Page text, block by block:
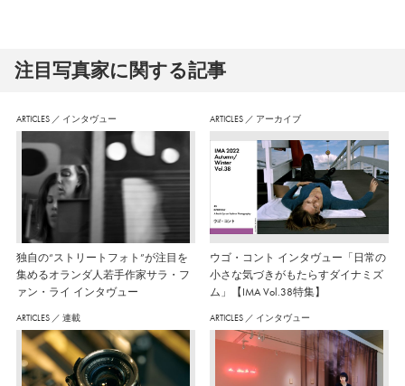
注⽬写真家に関する記事
ARTICLES ／ インタヴュー
独自の“ストリートフォト”が注目を
集めるオランダ人若手作家サラ・フ
ァン・ライ インタヴュー
ARTICLES ／ アーカイブ
ウゴ・コント インタヴュー「日常の
小さな気づきがもたらすダイナミズ
ム」【IMA Vol.38特集】
ARTICLES ／ 連載 ARTICLES ／ インタヴュー